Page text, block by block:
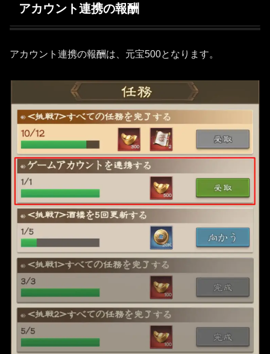
アカウント連携の報酬
アカウント連携の報酬は、元宝500となります。